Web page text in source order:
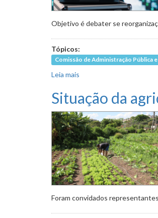
Objetivo é debater se
Tópicos:
Comissão de Administração Pública
Leia mais
Situação da
Foram convidados